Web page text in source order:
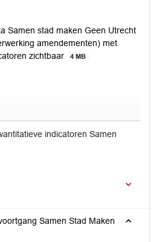
Samen stad maken Geen Utrecht
amendementen) met
zichtbaar
4 MB
indicatoren Samen
Samen Stad Maken